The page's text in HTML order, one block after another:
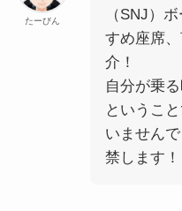
たーびん
（SNJ）
すめ座席
介！
自分が乗
というこ
いません
禁します！